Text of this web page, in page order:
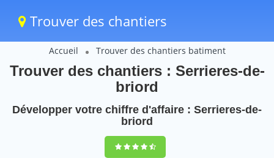
Trouver des chantiers
Accueil Trouver des chantiers batiment
Trouver des chantiers : Serrieres-de-
briord
Développer votre chiffre d'affaire : Serrieres-de-
briord